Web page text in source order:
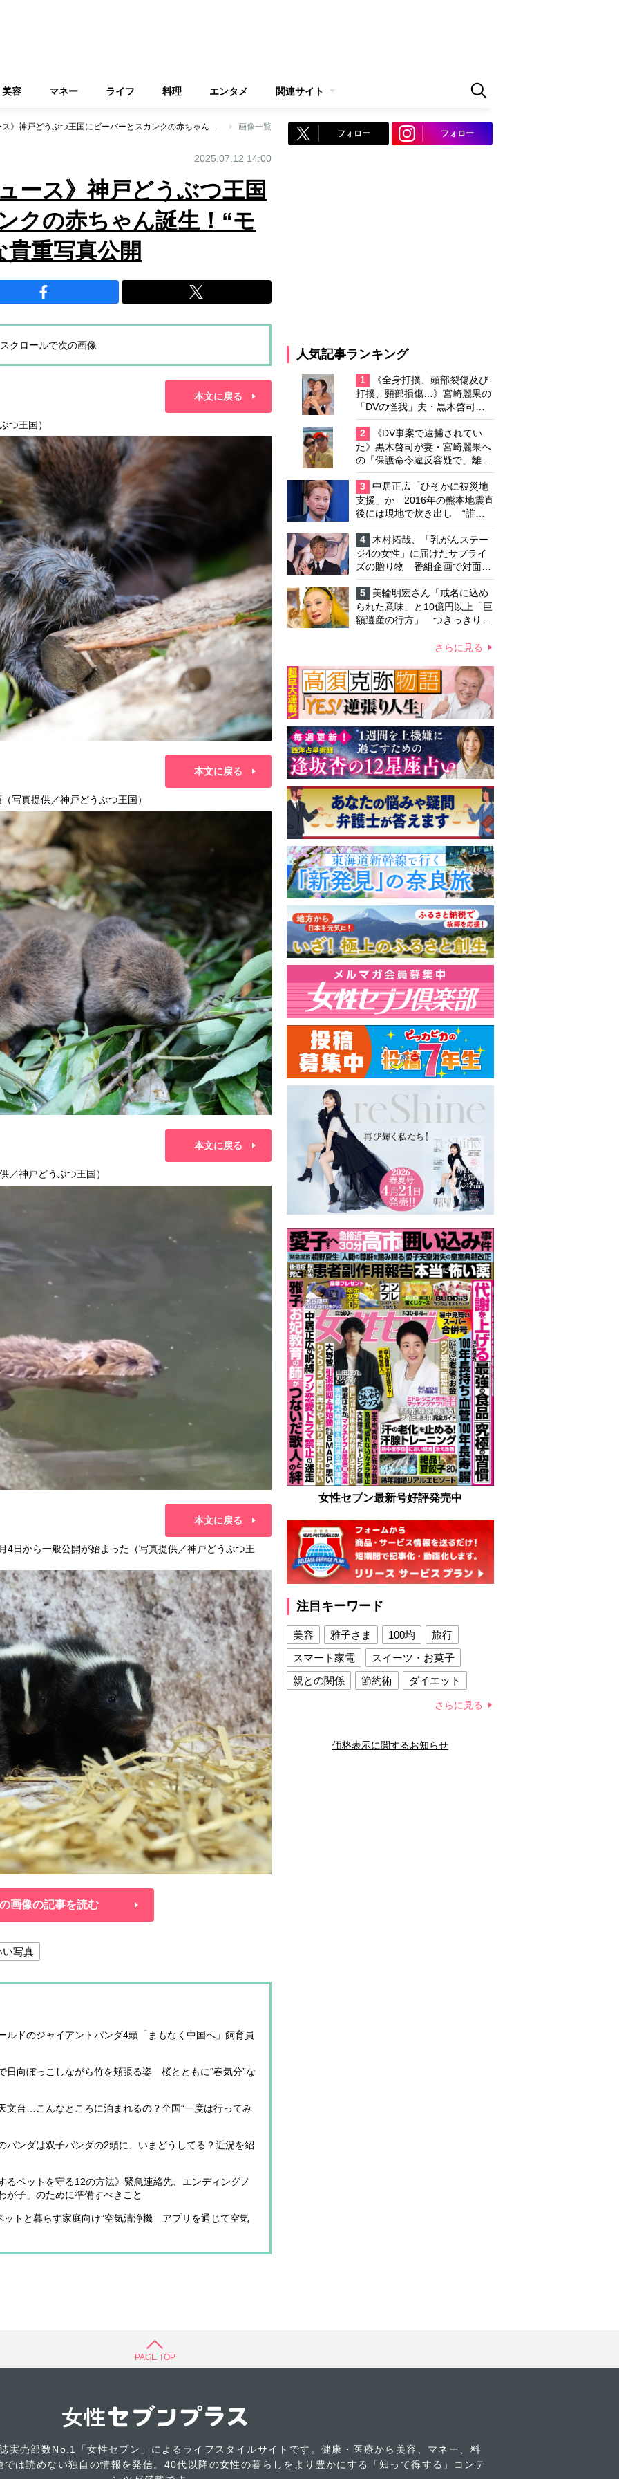
美容 マネー ライフ 料理 エンタメ 関連サイト
《かわいすぎるニュース》神戸どうぶつ王国にビーバーとスカンクの赤ちゃん誕生！“モフモフすくすく”な貴重写真公開 画像一覧
2025.07.12 14:00
ース》神戸どうぶつ王国
クの赤ちゃん誕生！“モ
重写真公開
クロールで次の画像
本文に戻る
つ王国）
本文に戻る
写真提供／神戸どうぶつ王国）
本文に戻る
／神戸どうぶつ王国）
本文に戻る
日から一般公開が始まった（写真提供／神戸どうぶつ王
画像の記事を読む
い写真
ルドのジャイアントパンダ4頭「まもなく中国へ」飼育員
日向ぼっこしながら竹を頬張る姿 桜とともに“春気分”な
文台…こんなところに泊まれるの？全国“一度は行ってみ
パンダは双子パンダの2頭に、いまどうしてる？近況を紹
るペットを守る12の方法》緊急連絡先、エンディングノ
子」のために準備すべきこと
ットと暮らす家庭向け”空気清浄機 アプリを通じて空気
フォロー フォロー
人気記事ランキング
1
《全身打撲、頭部裂傷及び
打撲、頸部損傷…》宮崎麗果の
「DVの怪我」夫・黒木啓司の
逮捕で始まる「夫婦の闘争」
2
《DV事案で逮捕されてい
た》黒木啓司が妻・宮崎麗果へ
の「保護命令違反容疑で」離婚
協議は「第二ステージ」へ
3
中居正広「ひそかに被災地
支援」か 2016年の熊本地震直
後には現地で炊き出し “誰に
も知られなくて良い”と、むし
ろ強まる福祉活動への思い
4
木村拓哉、「乳がんステー
ジ4の女性」に届けたサプライ
ズの贈り物 番組企画で対面し
たファンが、夢と希望を与える
心遣いに「うれしくて号泣しま
した」
5
美輪明宏さん「戒名に込め
られた意味」と10億円以上「巨
額遺産の行方」 つきっきりで
さらに見る
女性セブン最新号好評発売中
注目キーワード
美容 雅子さま 100均
旅行
スマート家電
スイーツ・お菓子
親との関係
節約術
ダイエット
夫との関係
新津春子 どか食い
さらに見る
価格表示に関するお知らせ
PAGE TOP
実売部数No.1「女性セブン」によるライフスタイルサイトです。健康・医療から美容、マネー、料
は読めない独自の情報を発信。40代以降の女性の暮らしをより豊かにする「知って得する」コンテ